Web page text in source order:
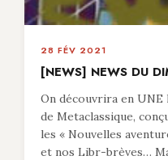
28 FÉV 2021
[NEWS] NEWS DU
On découvrira en
de Metaclassique,
les « Nouvelles
et nos Libr-brèves…